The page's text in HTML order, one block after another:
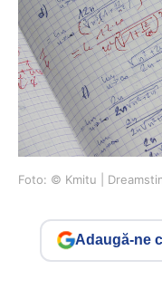
Foto: © Kmitu |
Adaugă-ne